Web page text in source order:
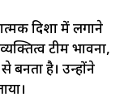
दिशा में लगाने
टीम भावना,
है। उन्होंने